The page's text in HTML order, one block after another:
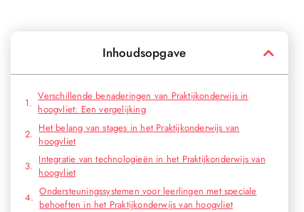
Inhoudsopgave
Verschillende benaderingen van Praktijkonderwijs in
hoogvliet: Een vergelijking
Het belang van stages in het Praktijkonderwijs van
hoogvliet
Integratie van technologieën in het Praktijkonderwijs van
hoogvliet
Ondersteuningssystemen voor leerlingen met speciale
behoeften in het Praktijkonderwijs van hoogvliet